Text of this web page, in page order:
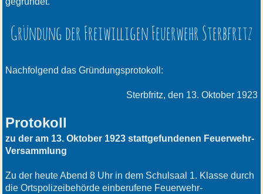
Gründung der Freiwilligen Feuerwehr Sterbfritz
Nachfolgend das Gründungsprotokoll:
Sterbfritz, den 13. Oktober 1923
Protokoll
zu der am 13. Oktober 1923 stattgefundenen Feuerwehr-
Versammlung
Zu der heute Abend 8 Uhr in dem Schulsaal 1. Klasse durch
die Ortspolizeibehörde einberufene Feuerwehr-